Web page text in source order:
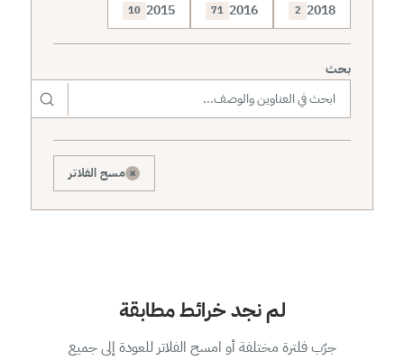
2018
2
2016
71
2015
10
بحث
× مسح الفلاتر
لم نجد خرائط مطابقة
جرّب فلترة مختلفة أو امسح الفلاتر للعودة إلى جميع